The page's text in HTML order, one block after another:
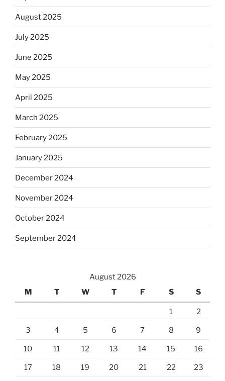
August 2025
July 2025
June 2025
May 2025
April 2025
March 2025
February 2025
January 2025
December 2024
November 2024
October 2024
September 2024
August 2026
M
T W T F S S
1 2
3 4 5 6 7 8 9
10 11 12 13 14 15 16
17 18 19 20 21 22 23